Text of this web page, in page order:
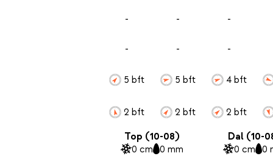
-
-
5 bft
2 bft
-
-
5 bft
2 bft
-
-
4 bft
2 bft
Top (10-08)
0 cm 0 mm
Dal (10-
0 cm 0